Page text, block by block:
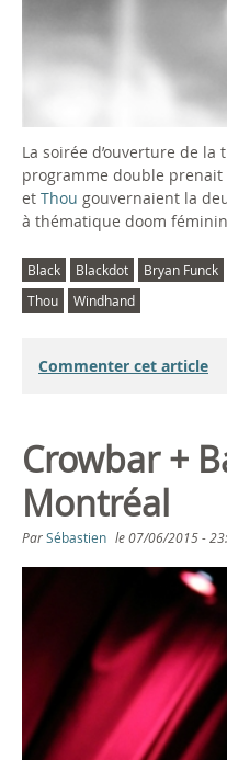
La soirée d’ouverture de
programme double prenait
et Thou gouvernaient la
à thématique doom
Black Blackdot Bryan Funck
Thou
Windhand
Commenter cet article
Crowbar +
Montréal
ParSébastien le07/06/2015 -